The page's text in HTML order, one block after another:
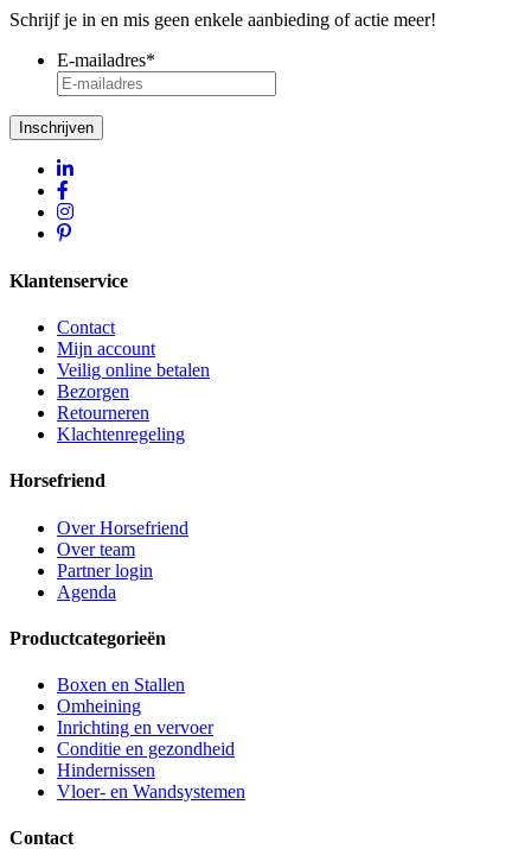
Schrijf je in en mis geen enkele aanbieding of actie meer!
E-mailadres*
Inschrijven
Klantenservice
Contact
Mijn account
Veilig online betalen
Bezorgen
Retourneren
Klachtenregeling
Horsefriend
Over Horsefriend
Over team
Partner login
Agenda
Productcategorieën
Boxen en Stallen
Omheining
Inrichting en vervoer
Conditie en gezondheid
Hindernissen
Vloer- en Wandsystemen
Contact